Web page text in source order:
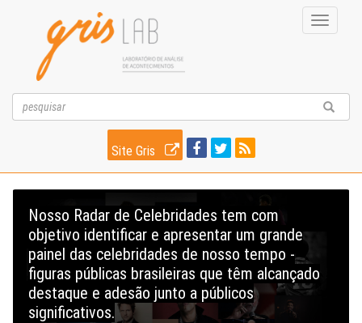
Toggle
Site Gris
Nosso Radar de Celebridades tem com
objetivo identificar e apresentar um grande
painel das celebridades de nosso tempo -
figuras públicas brasileiras que têm alcançado
destaque e adesão junto a públicos
significativos.